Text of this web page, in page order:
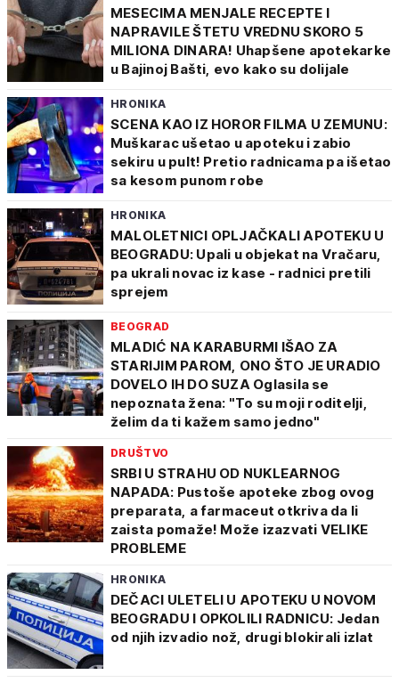
MESECIMA MENJALE RECEPTE I
NAPRAVILE ŠTETU VREDNU SKORO 5
MILIONA DINARA! Uhapšene apotekarke
u Bajinoj Bašti, evo kako su dolijale
HRONIKA
SCENA KAO IZ HOROR FILMA U ZEMUNU:
Muškarac ušetao u apoteku i zabio
sekiru u pult! Pretio radnicama pa išetao
sa kesom punom robe
HRONIKA
MALOLETNICI OPLJAČKALI APOTEKU U
BEOGRADU: Upali u objekat na Vračaru,
pa ukrali novac iz kase - radnici pretili
sprejem
BEOGRAD
MLADIĆ NA KARABURMI IŠAO ZA
STARIJIM PAROM, ONO ŠTO JE URADIO
DOVELO IH DO SUZA Oglasila se
nepoznata žena: "To su moji roditelji,
želim da ti kažem samo jedno"
DRUŠTVO
SRBI U STRAHU OD NUKLEARNOG
NAPADA: Pustoše apoteke zbog ovog
preparata, a farmaceut otkriva da li
zaista pomaže! Može izazvati VELIKE
PROBLEME
HRONIKA
DEČACI ULETELI U APOTEKU U NOVOM
BEOGRADU I OPKOLILI RADNICU: Jedan
od njih izvadio nož, drugi blokirali izlat